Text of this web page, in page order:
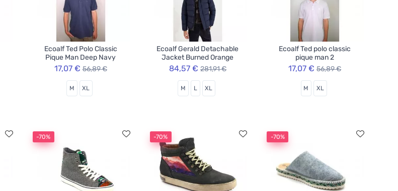
Ecoalf Ted Polo Classic
Pique Man Deep Navy
17,07 € 56,89 €
M XL
Ecoalf Gerald Detachable
Jacket Burned Orange
84,57 € 281,91 €
M L XL
Ecoalf Ted polo classic
pique man 2
17,07 € 56,89 €
M XL
-70% -70% -70%